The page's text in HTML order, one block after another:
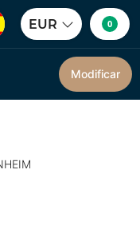
EUR 0
Modificar